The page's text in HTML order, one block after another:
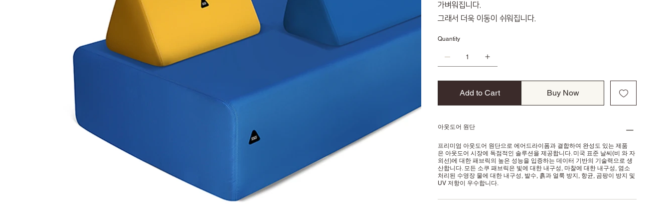
가벼워집니다.
그래서 더욱 이동이 쉬워집니다.
Quantity
Add to Cart Buy Now
아웃도어 원단
프리미엄 아웃도어 원단으로 에어드라이폼과 결합하여 완성도 있는 제품
은 아웃도어 시장에 독점적인 솔루션을 제공합니다. 미국 표준 날씨(비 와 자
외선)에 대한 패브릭의 높은 성능을 입증하는 데이터 기반의 기술력으로 생
산합니다. 모든 소쿠 패브릭은 빛에 대한 내구성, 마찰에 대한 내구성, 염소
처리된 수영장 물에 대한 내구성, 발수, 흙과 얼룩 방지, 항균, 곰팡이 방지 및
UV 저항이 우수합니다.